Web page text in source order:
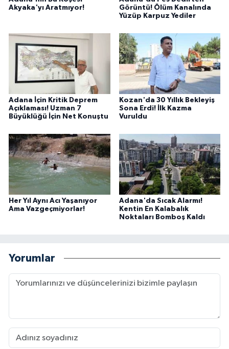
Akyaka'yı Aratmıyor!
Görüntü! Ölüm Kanalında
Yüzüp Karpuz Yediler
Adana İçin Kritik Deprem
Açıklaması! Uzman 7
Büyüklüğü İçin Net Konuştu
Kozan'da 30 Yıllık Bekleyiş
Sona Erdi! İlk Kazma
Vuruldu
Her Yıl Aynı Acı Yaşanıyor
Ama Vazgeçmiyorlar!
Adana'da Sıcak Alarmı!
Kentin En Kalabalık
Noktaları Bomboş Kaldı
Yorumlar